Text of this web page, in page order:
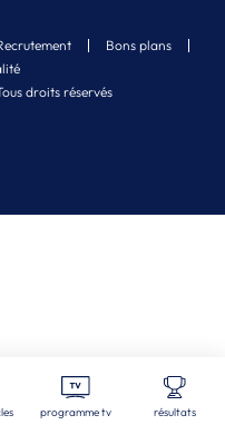
droits réservés
Bons plans
programme tv résultats
articles